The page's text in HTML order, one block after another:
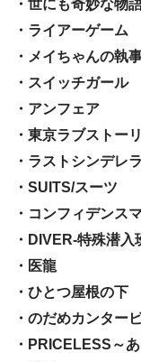
・世にも奇妙な物
・ライアーゲーム
・メイちゃんの執
・スイッチガール
・アンフェア
・東京ラブストー
・ラストシンデレラ
・SUITS/スーツ
・コンフィデンス
・DIVER-特殊潜入
・医龍
・ひとつ屋根の下
・のだめカンター
・PRICELESS～